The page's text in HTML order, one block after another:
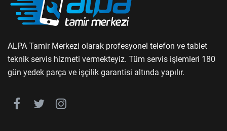
ALPA Tamir Merkezi olarak profesyonel telefon ve tablet
teknik servis hizmeti vermekteyiz. Tüm servis işlemleri 180
gün yedek parça ve işçilik garantisi altında yapılır.